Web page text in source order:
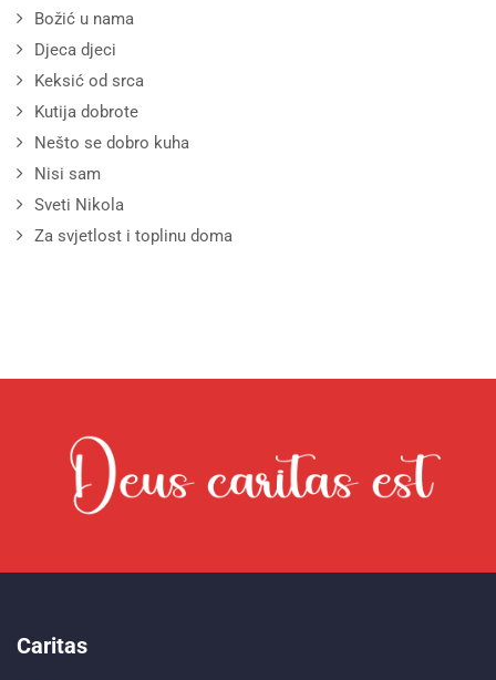
Božić u nama
Djeca djeci
Keksić od srca
Kutija dobrote
Nešto se dobro kuha
Nisi sam
Sveti Nikola
Za svjetlost i toplinu doma
Caritas